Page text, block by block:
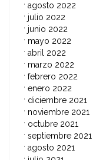
agosto 2022
julio 2022
junio 2022
mayo 2022
abril 2022
marzo 2022
febrero 2022
enero 2022
diciembre 2021
noviembre 2021
octubre 2021
septiembre 2021
agosto 2021